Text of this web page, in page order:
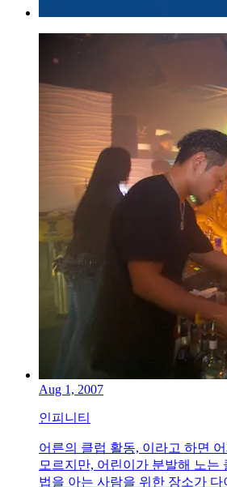
Aug 1, 2007
인피니티
어른의 클럽 활동, 이라고 하면
모르지만, 어린이가 분발해 노는
법을 아는 사람을 위한 장소가 다